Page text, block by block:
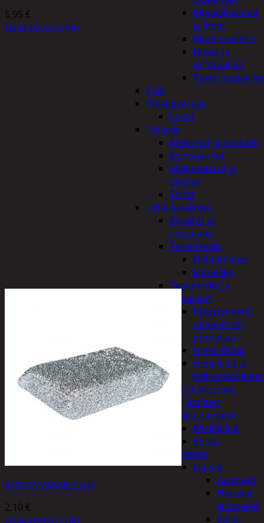
Muovailuvahat
ja limat
Muut sisälelut
Nuket ja
pehmolelut
Pelit
Polkupyöräily
Lukot
Retkeily
Keittimet ja ruokailu
Kylmälaukut
Makuupussit ja
alustat
Teltat
Urheiluvälineet
Kypärät ja
suojaimet
Talviurheilu
Hiihtäminen
Jääkiekko
Vesiurheilu ja
uimalelut
Kylpytynnyrit,
uima-altaat,
porealtaat
Uima-altaat
Uimalelut ja
kelluntavälineet
Vaatteet ja asusteet
Heijastimet
Laukut ja reput
Käsilaukut
Reput
Vaatteet
Lapset
Asusteet
Hanskat
ja lapaset
Sukat
5,95 €
Lisää ostoskoriin
KUNGS VANNESIENI
2,10 €
Lisää ostoskoriin